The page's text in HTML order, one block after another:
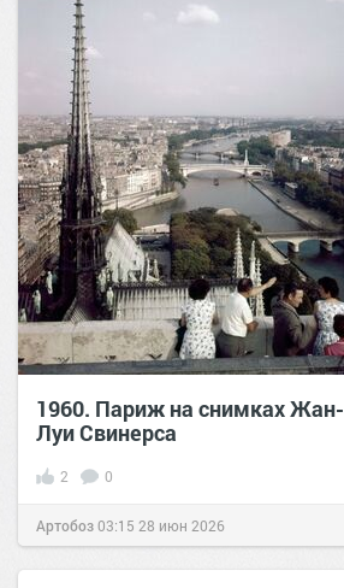
1960. Париж на снимках Жан-
Луи Свинерса
2 0
Артобоз03:15 28 июн 2026